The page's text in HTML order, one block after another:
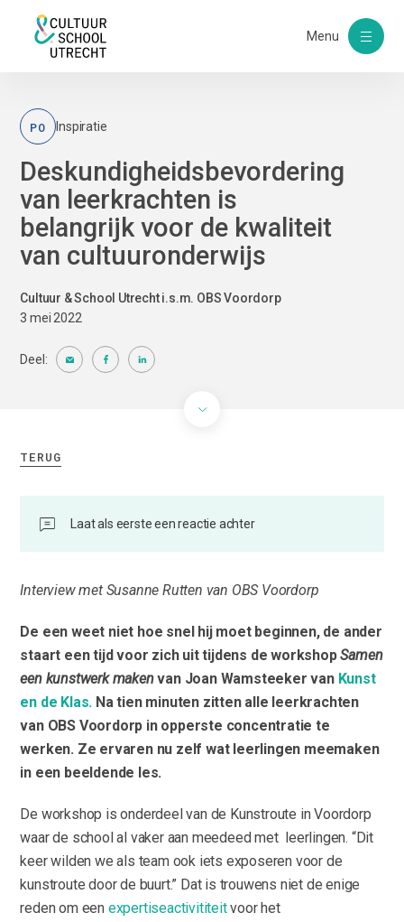
Menu
PO Inspiratie
Deskundigheidsbevordering
van leerkrachten is
belangrijk voor de kwaliteit
van cultuuronderwijs
Cultuur & School Utrecht i.s.m. OBS Voordorp
3 mei 2022
Deel:
TERUG
Laat als eerste een reactie achter
Interview met Susanne Rutten van OBS Voordorp
De een weet niet hoe snel hij moet beginnen, de ander
staart een tijd voor zich uit tijdens de workshopSamen
een kunstwerk makenvan Joan Wamsteeker van Kunst
en de Klas. Na tien minuten zitten alle leerkrachten
van OBS Voordorp in opperste concentratie te
werken. Ze ervaren nu zelf wat leerlingen meemaken
in een beeldende les.
De workshop is onderdeel van de Kunstroute in Voordorp
waar de school al vaker aan meedeed met leerlingen. “Dit
keer wilden we als team ook iets exposeren voor de
kunstroute door de buurt.” Dat is trouwens niet de enige
reden om een expertiseactivititeitvoor het